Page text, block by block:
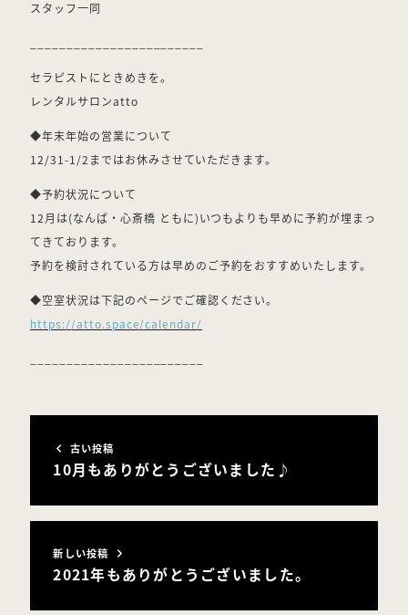
スタッフ一同
セラピストにときめきを。
レンタルサロンatto
◆年末年始の営業について
12/31-1/2まではお休みさせていただきます。
◆予約状況について
12月は(なんば・心斎橋 ともに)いつもよりも早めに予約が埋まっ
てきております。
予約を検討されている方は早めのご予約をおすすめいたします。
⁡◆空室状況は下記のページでご確認ください。
https://atto.space/calendar/
古い投稿
10月もありがとうございました♪
新しい投稿
2021年もありがとうございました。